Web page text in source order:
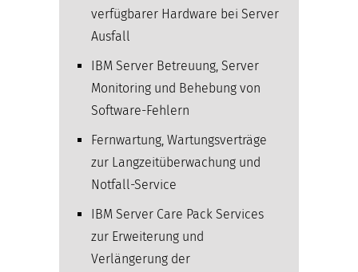
verfügbarer Hardware bei Server
Ausfall
IBM Server Betreuung, Server
Monitoring und Behebung von
Software-Fehlern
Fernwartung, Wartungsverträge
zur Langzeitüberwachung und
Notfall-Service
IBM Server Care Pack Services
zur Erweiterung und
Verlängerung der